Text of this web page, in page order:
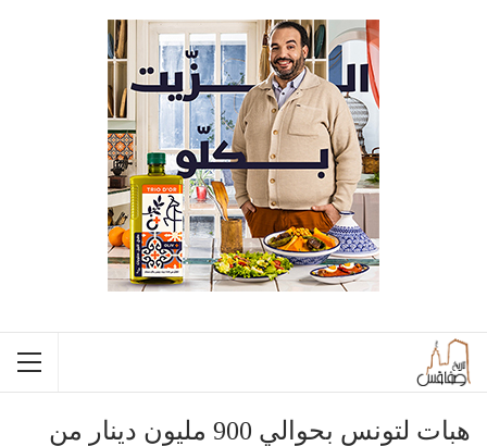
هبات لتونس بحوالي 900 مليون دينار من